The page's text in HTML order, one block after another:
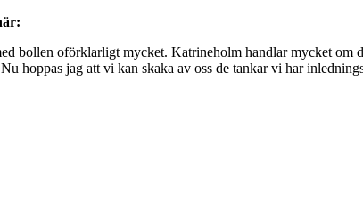
bollen oförklarligt mycket. Katrineholm handlar mycket
hoppas jag att vi kan skaka av oss de tankar vi har